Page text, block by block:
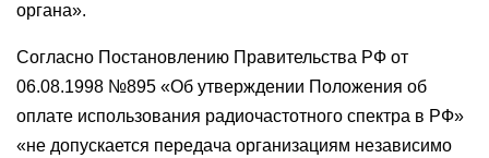
органа».
Согласно Постановлению Правительства РФ от
06.08.1998 №895 «Об утверждении Положения об
оплате использования радиочастотного спектра в РФ»
«не допускается передача организациям независимо